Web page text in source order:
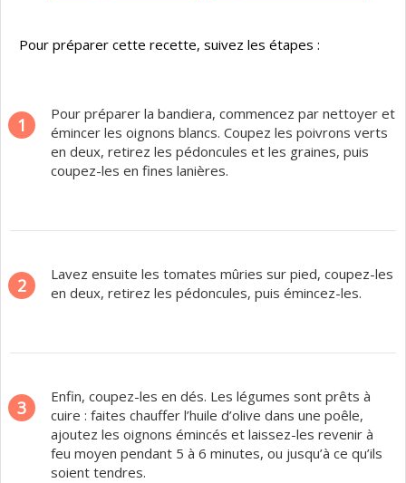
Pour préparer cette recette, suivez les étapes :
1
Pour préparer la bandiera, commencez par nettoyer et
émincer les oignons blancs. Coupez les poivrons verts
en deux, retirez les pédoncules et les graines, puis
coupez-les en fines lanières.
2
Lavez ensuite les tomates mûries sur pied, coupez-les
en deux, retirez les pédoncules, puis émincez-les.
3
Enfin, coupez-les en dés. Les légumes sont prêts à
cuire : faites chauffer l’huile d’olive dans une poêle,
ajoutez les oignons émincés et laissez-les revenir à
feu moyen pendant 5 à 6 minutes, ou jusqu’à ce qu’ils
soient tendres.